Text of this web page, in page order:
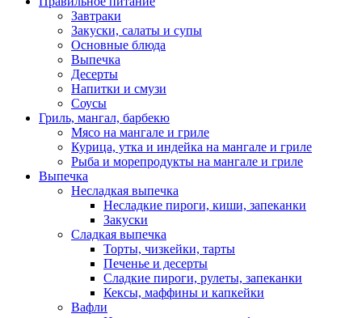
Завтраки
Закуски, салаты и супы
Основные блюда
Выпечка
Десерты
Напитки и смузи
Соусы
Гриль, мангал, барбекю
Мясо на мангале и гриле
Курица, утка и индейка на мангале и гриле
Рыба и морепродукты на мангале и гриле
Выпечка
Несладкая выпечка
Несладкие пироги, киши, запеканки
Закуски
Сладкая выпечка
Торты, чизкейки, тарты
Печенье и десерты
Сладкие пироги, рулеты, запеканки
Кексы, маффины и капкейки
Вафли